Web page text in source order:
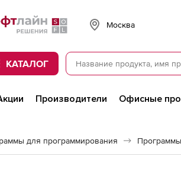
Москва
КАТАЛОГ
Производители Офисные
для программирования